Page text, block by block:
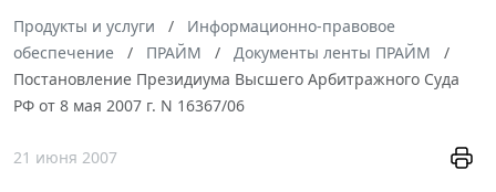
Продукты и услуги
Информационно-правовое
обеспечение
ПРАЙМ
Документы ленты ПРАЙМ
Постановление Президиума Высшего Арбитражного Суда
РФ от 8 мая 2007 г. N 16367/06
21 июня 2007